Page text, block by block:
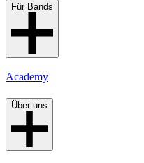
Für Bands
Academy
Über uns